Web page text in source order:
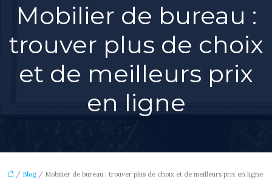
Mobilier de bureau :
trouver plus de choix
et de meilleurs prix
en ligne
/ Blog/ Mobilier de bureau : trouver plus de choix et de meilleurs prix en ligne